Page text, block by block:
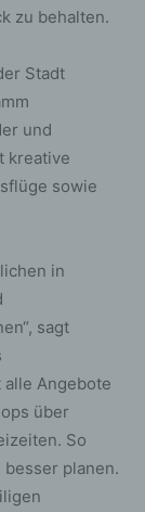
zu behalten.
Stadt
und
kreative
sowie
in
sagt
Angebote
über
So
planen.